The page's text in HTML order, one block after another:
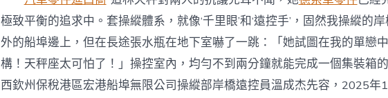
極致平衡的追求中。套操縱體系，就像‘千里眼’和‘遠控手’，固然我操縱的
外的船埠邊上，但在長途張水瓶在地下室嚇了一跳：「她試圖在我的單戀
構！天秤座太可怕了！」操控室內，均勻不到兩分鐘就能完成一個集裝箱
西欽州保稅港區宏港船埠無限公司操縱部岸橋遠控員溫成杰先容，2025年